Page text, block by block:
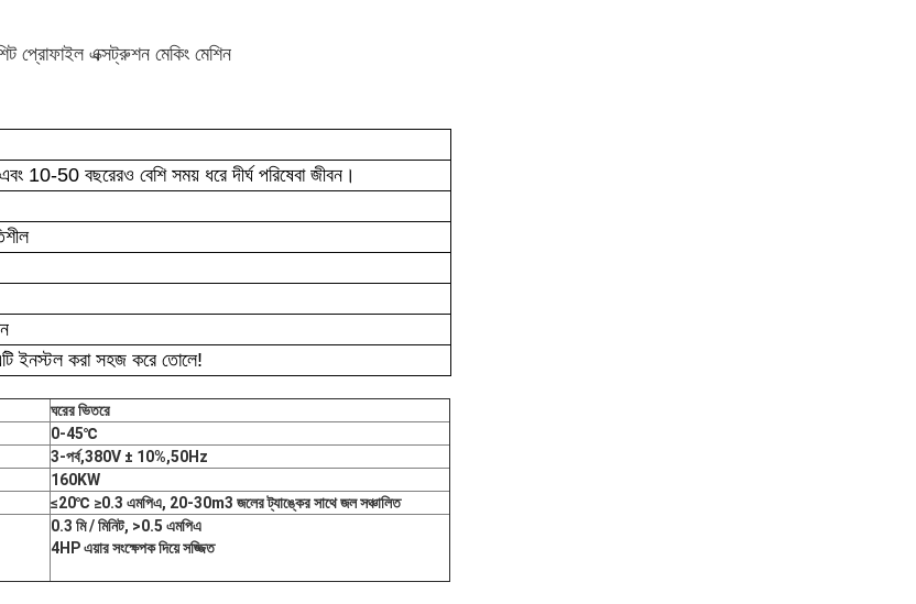
প্রোফাইল এক্সট্রুশন মেকিং মেশিন
10-50 বছরেরও বেশি সময় ধরে দীর্ঘ পরিষেবা জীবন।
ইনস্টল করা সহজ করে তোলে!
ঘরের ভিতরে
0-45℃
3-পর্ব,380V ± 10%,50Hz
160KW
≤20℃ ≥0.3 এমপিএ, 20-30m3 জলের ট্যাঙ্কের সাথে জল সঞ্চালিত
0.3 মি / মিনিট, >0.5 এমপিএ
4HP এয়ার সংক্ষেপক দিয়ে সজ্জিত